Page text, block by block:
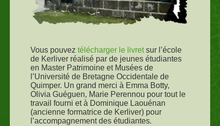
Vous pouveztélécharger le livretsur l’école
de Kerliver réalisé par de jeunes étudiantes
en Master Patrimoine et Musées de
l’Université de Bretagne Occidentale de
Quimper. Un grand merci à Emma Botty,
Olivia Guéguen, Marie Perennou pour tout le
travail fourni et à Dominique Laouénan
(ancienne formatrice de Kerliver) pour
l’accompagnement des étudiantes.